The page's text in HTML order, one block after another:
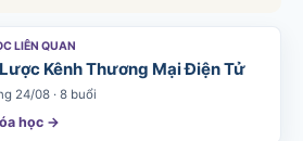
LIÊN QUAN
Kênh Thương Mại Điện Tử
24/08 · 8 buổi
học →